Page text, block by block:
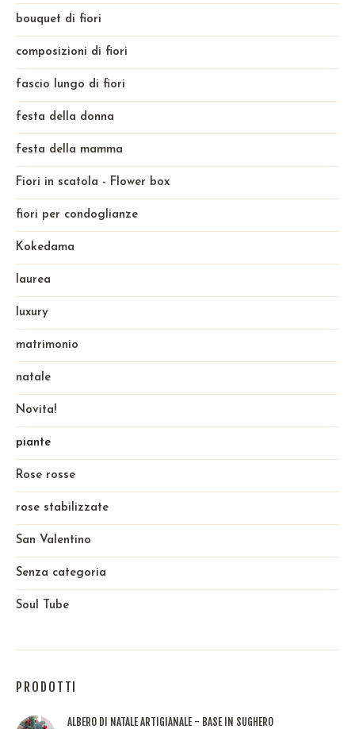
bouquet di fiori
composizioni di fiori
fascio lungo di fiori
festa della donna
festa della mamma
Fiori in scatola - Flower box
fiori per condoglianze
Kokedama
laurea
luxury
matrimonio
natale
Novita!
piante
Rose rosse
rose stabilizzate
San Valentino
Senza categoria
Soul Tube
PRODOTTI
ALBERO DI NATALE ARTIGIANALE - BASE IN SUGHERO